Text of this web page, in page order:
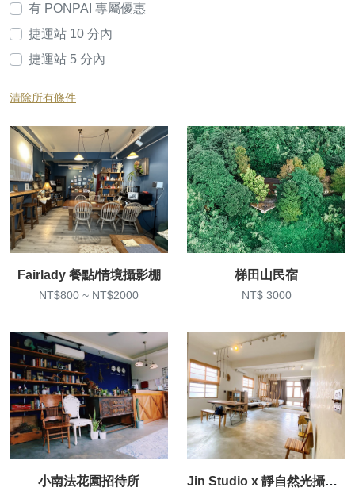
有 PONPAI 專屬優惠
捷運站 10 分內
捷運站 5 分內
清除所有條件
Fairlady 餐點/情境攝影棚
NT$800 ~ NT$2000
梯田山民宿
NT$ 3000
小南法花園招待所 Jin Studio x 靜自然光攝影棚